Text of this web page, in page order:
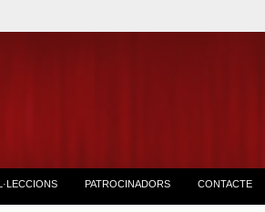
PATROCINADORS CONTACTE